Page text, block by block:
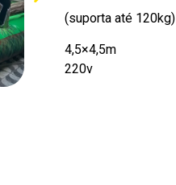
(suporta até 120kg)
4,5×4,5m
220v